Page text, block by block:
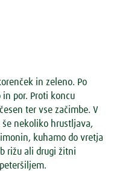
in zeleno. Po
por. Proti koncu
ter vse začimbe. V
še nekoliko hrustljava,
kuhamo do vretja
rižu ali drugi žitni